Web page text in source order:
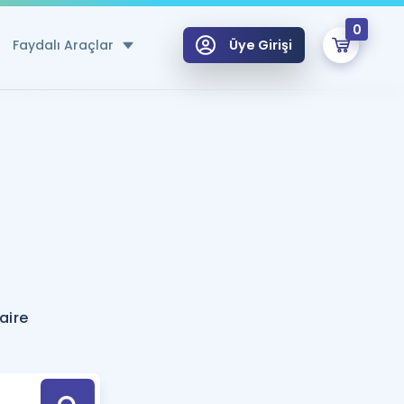
Faydalı Araçlar
Hesaplama Aracı
için Öneriler
Tek Takvimde
Üye Girişi
0
Hoca ile seni sınava hazırlayacak onlarca eğitim seni bekliyor!